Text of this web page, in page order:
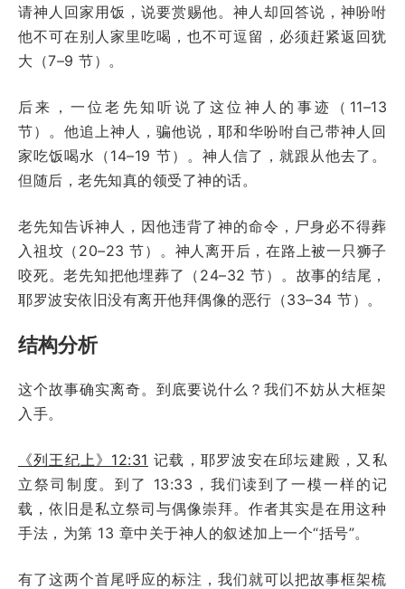
请神人回家用饭，说要赏赐他。神人却回答说，神吩咐
他不可在别人家里吃喝，也不可逗留，必须赶紧返回犹
大（7–9 节）。
后来，一位老先知听说了这位神人的事迹（11–13
节）。他追上神人，骗他说，耶和华吩咐自己带神人回
家吃饭喝水（14–19 节）。神人信了，就跟从他去了。
但随后，老先知真的领受了神的话。
老先知告诉神人，因他违背了神的命令，尸身必不得葬
入祖坟（20–23 节）。神人离开后，在路上被一只狮子
咬死。老先知把他埋葬了（24–32 节）。故事的结尾，
耶罗波安依旧没有离开他拜偶像的恶行（33–34 节）。
结构分析
这个故事确实离奇。到底要说什么？我们不妨从大框架
入手。
《列王纪上》12:31 记载，耶罗波安在邱坛建殿，又私
立祭司制度。到了 13:33，我们读到了一模一样的记
载，依旧是私立祭司与偶像崇拜。作者其实是在用这种
手法，为第 13 章中关于神人的叙述加上一个“括号”。
有了这两个首尾呼应的标注，我们就可以把故事框架梳